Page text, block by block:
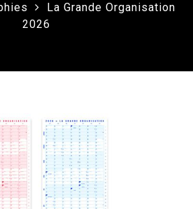
La Grande Organisation
2026